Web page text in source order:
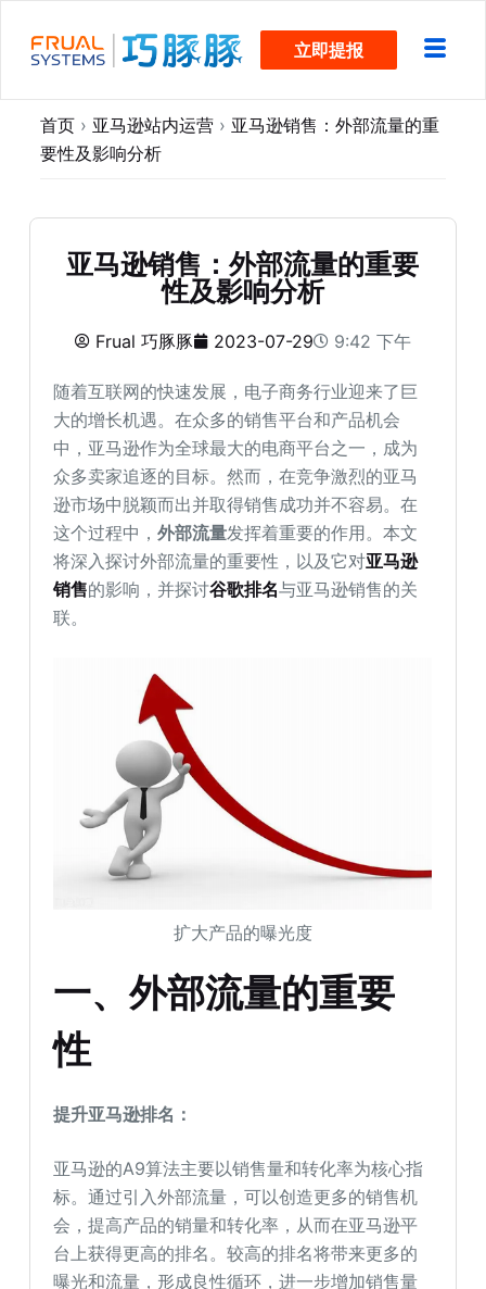
过
立即提报
首页 › 亚马逊站内运营 › 亚马逊销售：外部流量的重
要性及影响分析
亚马逊销售：外部流量的重要
性及影响分析
Frual 巧豚豚 2023-07-29 9:42 下午
随着互联网的快速发展，电子商务行业迎来了巨
大的增长机遇。在众多的销售平台和产品机会
中，亚马逊作为全球最大的电商平台之一，成为
众多卖家追逐的目标。然而，在竞争激烈的亚马
逊市场中脱颖而出并取得销售成功并不容易。在
这个过程中，外部流量发挥着重要的作用。本文
将深入探讨外部流量的重要性，以及它对亚马逊
销售的影响，并探讨谷歌排名与亚马逊销售的关
联。
扩大产品的曝光度
一、外部流量的重要
性
提升亚马逊排名：
亚马逊的A9算法主要以销售量和转化率为核心指
标。通过引入外部流量，可以创造更多的销售机
会，提高产品的销量和转化率，从而在亚马逊平
台上获得更高的排名。较高的排名将带来更多的
曝光和流量，形成良性循环，进一步增加销售量